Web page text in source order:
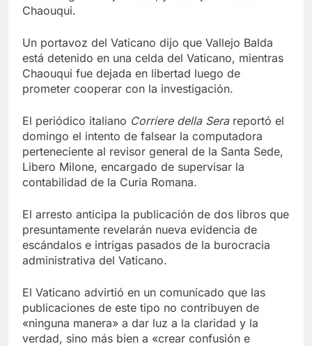
Chaouqui.
Un portavoz del Vaticano dijo que Vallejo Balda
está detenido en una celda del Vaticano, mientras
Chaouqui fue dejada en libertad luego de
prometer cooperar con la investigación.
El periódico italiano Corriere della Serareportó el
domingo el intento de falsear la computadora
perteneciente al revisor general de la Santa Sede,
Libero Milone, encargado de supervisar la
contabilidad de la Curia Romana.
El arresto anticipa la publicación de dos libros que
presuntamente revelarán nueva evidencia de
escándalos e intrigas pasados de la burocracia
administrativa del Vaticano.
El Vaticano advirtió en un comunicado que las
publicaciones de este tipo no contribuyen de
«ninguna manera» a dar luz a la claridad y la
verdad, sino más bien a «crear confusión e